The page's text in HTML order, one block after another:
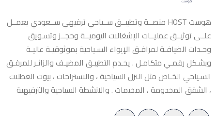
هوست HOST منصــة وتطبيــق ســياحي ترفيهي ســعودي يعمــل
علــى توثيــق عمليــات الإشغالات اليوميــة وحجــز وتسـويق
وحـدات الضيافـة لمرافـق الإيواء السـياحية بموثوقيـة عاليـة
وبشـكل رقمـي متكامـل . يخـدم التطبيـق المضيـف والزائـر للمرفـق
السـياحي الخـاص مثل النزل السياحية ، والاستراحات ، بيوت العطلات
، الشقق المخدومة ، المخيمات . والانشطة السياحية والترفيهية